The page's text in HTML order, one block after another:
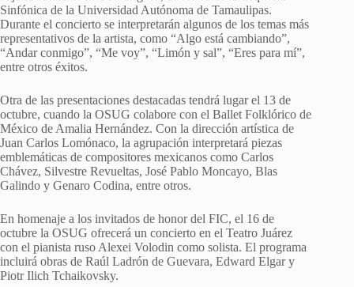
Sinfónica de la Universidad Autónoma de Tamaulipas.
Durante el concierto se interpretarán algunos de los temas más
representativos de la artista, como “Algo está cambiando”,
“Andar conmigo”, “Me voy”, “Limón y sal”, “Eres para mí”,
entre otros éxitos.
Otra de las presentaciones destacadas tendrá lugar el 13 de
octubre, cuando la OSUG colabore con el Ballet Folklórico de
México de Amalia Hernández. Con la dirección artística de
Juan Carlos Lomónaco, la agrupación interpretará piezas
emblemáticas de compositores mexicanos como Carlos
Chávez, Silvestre Revueltas, José Pablo Moncayo, Blas
Galindo y Genaro Codina, entre otros.
En homenaje a los invitados de honor del FIC, el 16 de
octubre la OSUG ofrecerá un concierto en el Teatro Juárez
con el pianista ruso Alexei Volodin como solista. El programa
incluirá obras de Raúl Ladrón de Guevara, Edward Elgar y
Piotr Ilich Tchaikovsky.